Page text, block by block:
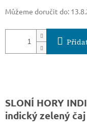
Můžeme doručit do:
SLONÍ HORY
indický zelený čaj